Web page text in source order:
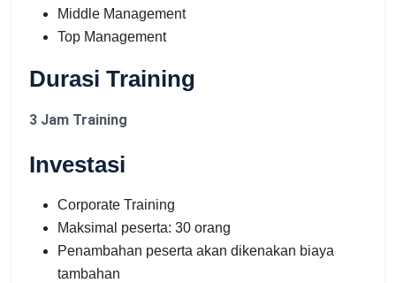
Middle Management
Top Management
Durasi Training
3 Jam Training
Investasi
Corporate Training
Maksimal peserta: 30 orang
Penambahan peserta akan dikenakan biaya
tambahan